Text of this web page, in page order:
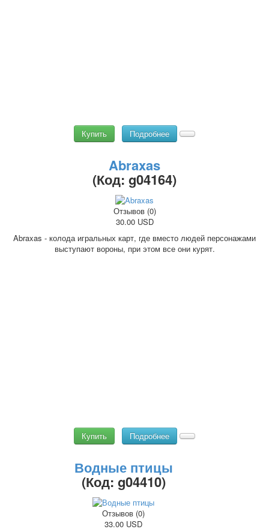
Купить Подробнее
Abraxas
(Код: g04164)
Отзывов (0)
30.00 USD
Abraxas - колода игральных карт, где вместо людей персонажами
выступают вороны, при этом все они курят.
Купить Подробнее
Водные птицы
(Код: g04410)
Отзывов (0)
33.00 USD